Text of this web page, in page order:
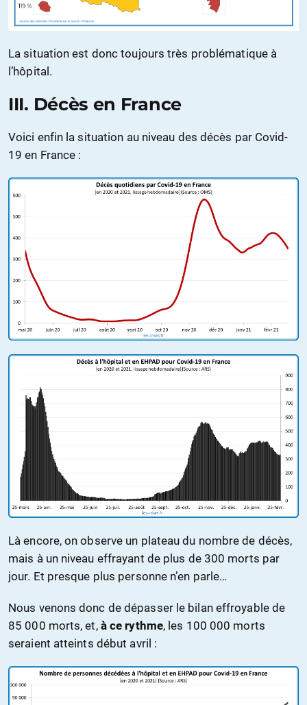
La situation est donc toujours très problématique à
l’hôpital.
III. Décès en France
Voici enfin la situation au niveau des décès par Covid-
19 en France :
Là encore, on observe un plateau du nombre de décès,
mais à un niveau effrayant de plus de 300 morts par
jour. Et presque plus personne n’en parle…
Nous venons donc de dépasser le bilan effroyable de
85 000 morts, et, à ce rythme, les 100 000 morts
seraient atteints début avril :